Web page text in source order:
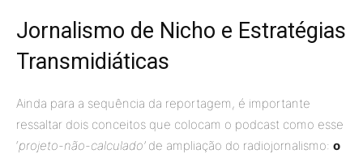
Jornalismo de Nicho e Estratégias
Transmidiáticas
Ainda para a sequência da reportagem, é importante
ressaltar dois conceitos que colocam o podcast como esse
‘projeto-não-calculado’de ampliação do radiojornalismo: o